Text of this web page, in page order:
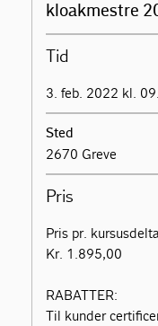
kloakmestre
Tid
3. feb. 2022 kl.
Sted
2670 Greve
Pris
Pris pr.
Kr. 1.895,00
RABATTER:
Til kunder